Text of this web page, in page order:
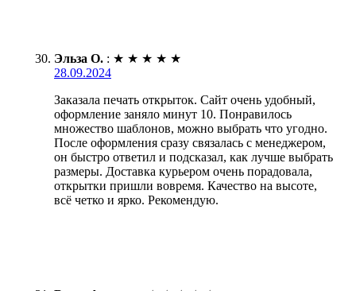
Эльза О. : ★ ★ ★ ★ ★
28.09.2024
Заказала печать открыток. Сайт очень удобный,
оформление заняло минут 10. Понравилось
множество шаблонов, можно выбрать что угодно.
После оформления сразу связалась с менеджером,
он быстро ответил и подсказал, как лучше выбрать
размеры. Доставка курьером очень порадовала,
открытки пришли вовремя. Качество на высоте,
всё четко и ярко. Рекомендую.